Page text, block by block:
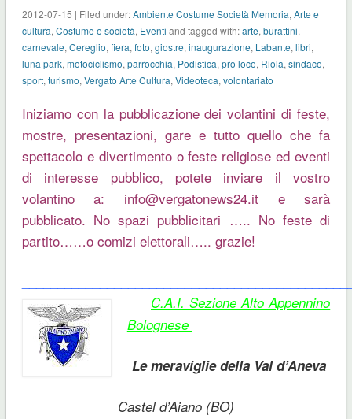
2012-07-15 | Filed under:Ambiente Costume Società Memoria, Arte e
cultura, Costume e società, Eventi and tagged with:arte, burattini,
carnevale, Cereglio, fiera, foto, giostre, inaugurazione, Labante, libri,
luna park, motociclismo, parrocchia, Podistica, pro loco, Riola, sindaco,
sport, turismo, Vergato Arte Cultura, Videoteca, volontariato
Iniziamo con la pubblicazione dei volantini di feste,
mostre, presentazioni, gare e tutto quello che fa
spettacolo e divertimento o feste religiose ed eventi
di interesse pubblico, potete inviare il vostro
volantino a: info@vergatonews24.it e sarà
pubblicato. No spazi pubblicitari ….. No feste di
partito……o comizi elettorali….. grazie!
C.A.I. Sezione Alto Appennino
Bolognese
Le meraviglie della Val d’Aneva
Castel d’Aiano (BO)